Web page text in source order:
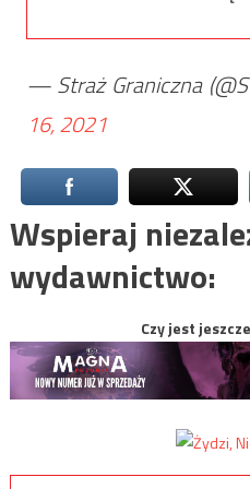
— Straż Graniczna
16, 2021
Wspieraj
wydawnictwo:
Czy jest